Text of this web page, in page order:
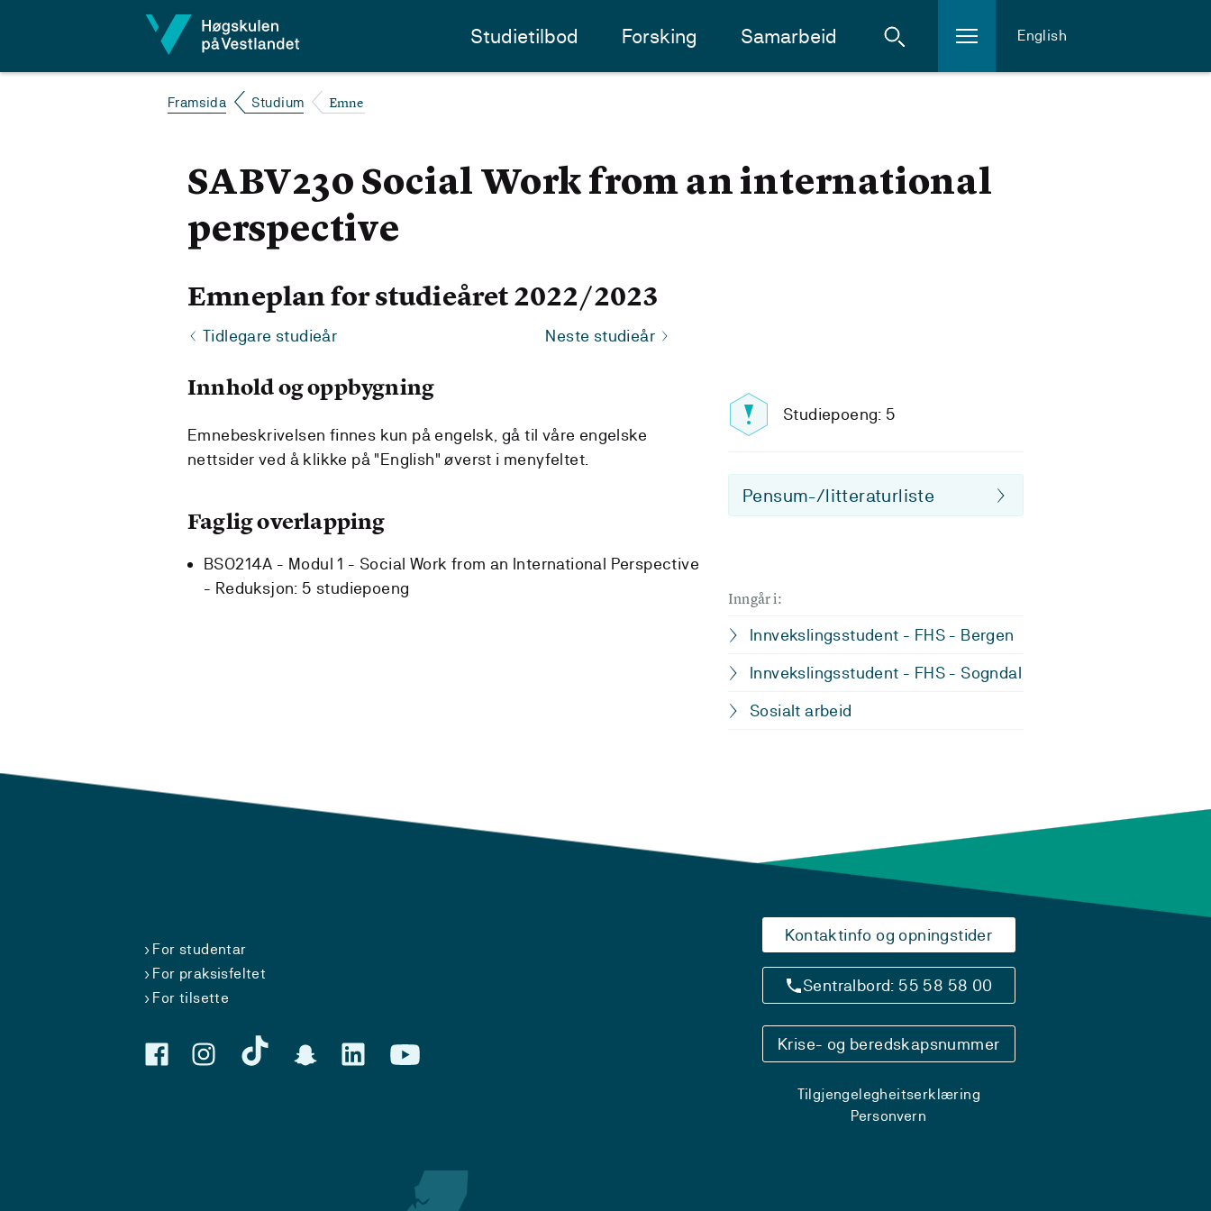
Studietilbod Forsking Samarbeid English
Framsida Studium Emne
SABV230 Social Work from an international
perspective
Emneplan for studieåret 2022/2023
Tidlegare studieår Neste studieår
Studiepoeng: 5
Pensum-/litteraturliste
Inngår i:
Innvekslingsstudent - FHS - Bergen
Innvekslingsstudent - FHS - Sogndal
Sosialt arbeid
Innhold og oppbygning
Emnebeskrivelsen finnes kun på engelsk, gå til våre engelske
nettsider ved å klikke på "English" øverst i menyfeltet.
Faglig overlapping
BSO214A - Modul 1 - Social Work from an International Perspective
- Reduksjon: 5 studiepoeng
For studentar
For praksisfeltet
For tilsette
Kontaktinfo og opningstider
Sentralbord: 55 58 58 00
Krise- og beredskapsnummer
Tilgjengelegheitserklæring
Personvern